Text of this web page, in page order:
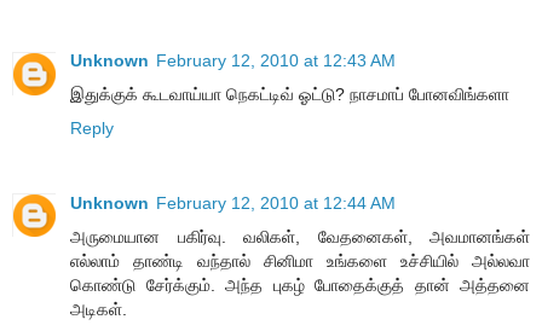
Unknown February 12, 2010 at 12:43 AM
இதுக்குக் கூடவாய்யா நெகட்டிவ் ஓட்டு? நாசமாப் போனவிங்களா
Reply
Unknown February 12, 2010 at 12:44 AM
அருமையான பகிர்வு. வலிகள், வேதனைகள், அவமானங்கள்
எல்லாம் தாண்டி வந்தால் சினிமா உங்களை உச்சியில் அல்லவா
கொண்டு சேர்க்கும். அந்த புகழ் போதைக்குத் தான் அத்தனை
அடிகள்.